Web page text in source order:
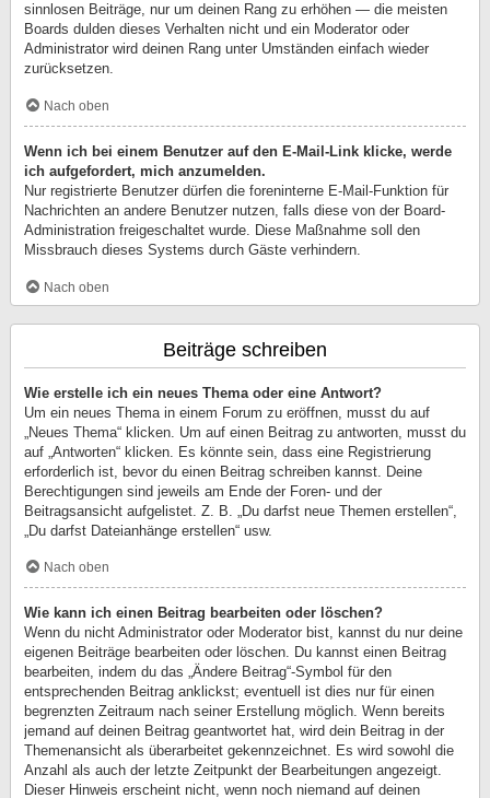
sinnlosen Beiträge, nur um deinen Rang zu erhöhen — die meisten
Boards dulden dieses Verhalten nicht und ein Moderator oder
Administrator wird deinen Rang unter Umständen einfach wieder
zurücksetzen.
Nach oben
Wenn ich bei einem Benutzer auf den E-Mail-Link klicke, werde
ich aufgefordert, mich anzumelden.
Nur registrierte Benutzer dürfen die foreninterne E-Mail-Funktion für
Nachrichten an andere Benutzer nutzen, falls diese von der Board-
Administration freigeschaltet wurde. Diese Maßnahme soll den
Missbrauch dieses Systems durch Gäste verhindern.
Nach oben
Beiträge schreiben
Wie erstelle ich ein neues Thema oder eine Antwort?
Um ein neues Thema in einem Forum zu eröffnen, musst du auf
„Neues Thema“ klicken. Um auf einen Beitrag zu antworten, musst du
auf „Antworten“ klicken. Es könnte sein, dass eine Registrierung
erforderlich ist, bevor du einen Beitrag schreiben kannst. Deine
Berechtigungen sind jeweils am Ende der Foren- und der
Beitragsansicht aufgelistet. Z. B. „Du darfst neue Themen erstellen“,
„Du darfst Dateianhänge erstellen“ usw.
Nach oben
Wie kann ich einen Beitrag bearbeiten oder löschen?
Wenn du nicht Administrator oder Moderator bist, kannst du nur deine
eigenen Beiträge bearbeiten oder löschen. Du kannst einen Beitrag
bearbeiten, indem du das „Ändere Beitrag“-Symbol für den
entsprechenden Beitrag anklickst; eventuell ist dies nur für einen
begrenzten Zeitraum nach seiner Erstellung möglich. Wenn bereits
jemand auf deinen Beitrag geantwortet hat, wird dein Beitrag in der
Themenansicht als überarbeitet gekennzeichnet. Es wird sowohl die
Anzahl als auch der letzte Zeitpunkt der Bearbeitungen angezeigt.
Dieser Hinweis erscheint nicht, wenn noch niemand auf deinen